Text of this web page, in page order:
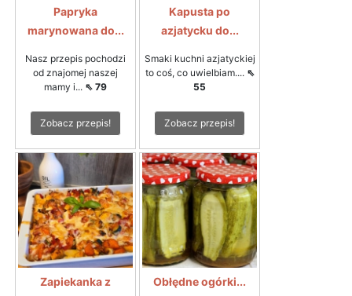
Papryka
marynowana do...
Nasz przepis pochodzi
od znajomej naszej
mamy i... ⇖ 79
Zobacz przepis!
Kapusta po
azjatycku do...
Smaki kuchni azjatyckiej
to coś, co uwielbiam.... ⇖
55
Zobacz przepis!
Zapiekanka z
Obłędne ogórki...